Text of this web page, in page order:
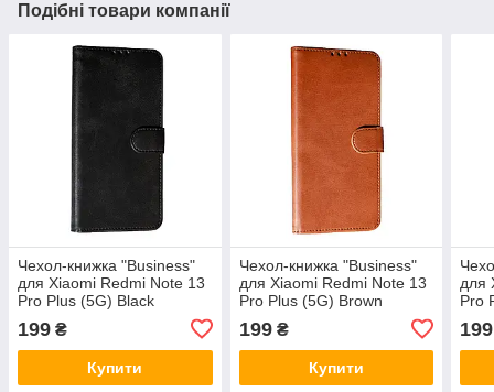
Подібні товари компанії
Чехол-книжка "Business"
для Xiaomi Redmi Note 13
Pro Plus (5G) Black
199 ₴
Купити
Чехол-книжка "Business"
для Xiaomi Redmi Note 13
Pro Plus (5G) Brown
199₴
Купити
для
Pro
199